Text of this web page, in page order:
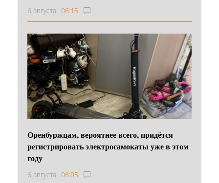
6 августа 06:15
Оренбуржцам, вероятнее всего, придётся
регистрировать электросамокаты уже в этом
году
6 августа 06:05